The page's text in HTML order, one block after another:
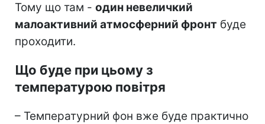
Тому що там - один невеличкий
малоактивний атмосферний фронт буде
проходити.
Що буде при цьому з
температурою повітря
– Температурний фон вже буде практично